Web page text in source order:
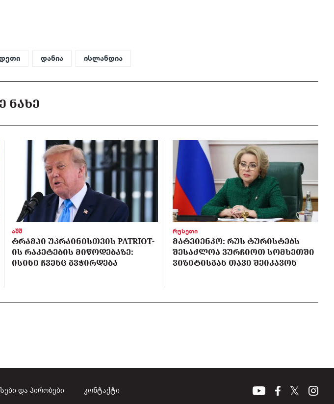
დანია ისლანდია
ᲜᲐᲮᲔ
აშშ
ᲢᲠᲐᲛᲞᲘ ᲣᲙᲠᲐᲘᲜᲘᲡᲗᲕᲘᲡ PATRIOT-
ᲘᲡ ᲠᲐᲙᲔᲢᲔᲑᲘᲡ ᲛᲘᲬᲝᲓᲔᲑᲐᲖᲔ:
ᲘᲡᲘᲜᲘ ᲩᲕᲔᲜᲪ ᲒᲕᲭᲘᲠᲓᲔᲑᲐ
რუსეთი
ᲛᲐᲢᲕᲘᲔᲜᲙᲝ: ᲠᲣᲡ ᲢᲣᲠᲘᲡᲢᲔᲑᲡ
ᲨᲔᲡᲐᲫᲚᲝᲐ ᲕᲣᲠᲩᲘᲝᲗ ᲡᲝᲛᲮᲔᲗᲨᲘ
ᲕᲘᲖᲘᲢᲘᲡᲒᲐᲜ ᲗᲐᲕᲘ ᲨᲔᲘᲙᲐᲕᲝᲜ
და პირობები კონტაქტი